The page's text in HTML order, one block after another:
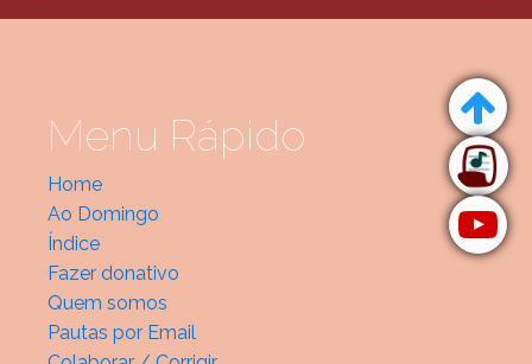
Menu Rápido
Home
Ao Domingo
Índice
Fazer donativo
Quem somos
Pautas por Email